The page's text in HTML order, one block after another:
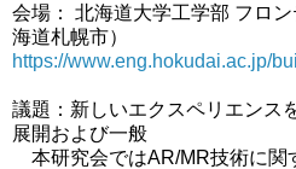
会場： 北海道大学工学部 フロ
海道札幌市）
https://www.eng.hokudai.ac.jp/
議題：新しいエクスペリエンス
展開および一般
本研究会ではAR/MR技術に関